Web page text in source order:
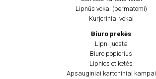
Lipnūs vokai (permatomi)
Kurjeriniai vokai
Biuro prekės
Lipni juosta
Biuro popierius
Lipnios etiketės
Apsauginiai kartoniniai kampai